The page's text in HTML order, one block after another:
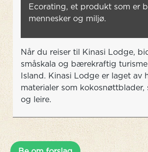
Ecorating, et produkt som er
mennesker og miljø.
Når du reiser til Kinasi Lodge,
småskala og bærekraftig
Island. Kinasi Lodge er laget av
materialer som kokosnøttblader,
og leire.